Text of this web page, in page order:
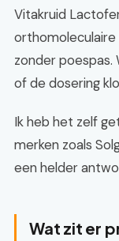
Vitakruid
orthomoleculaire
zonder poespas.
of de dosering
Ik heb het zelf
merken zoals
een helder
Wat zit er